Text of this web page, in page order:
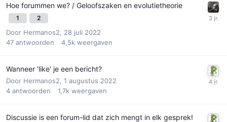
Hoe forummen we? / Geloofszaken en evolutietheorie
1 2
Door Hermanos2, 28 juli 2022
47 antwoorden 4,5k weergaven
Wanneer 'like' je een bericht?
Door Hermanos2, 1 augustus 2022
4 antwoorden 1,7k weergaven
Discussie is een forum-lid dat zich mengt in elk gesprek!